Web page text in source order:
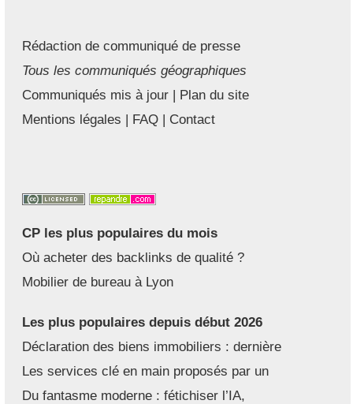
Rédaction de communiqué de presse
Tous les communiqués géographiques
Communiqués mis à jour | Plan du site
Mentions légales | FAQ | Contact
CP les plus populaires du mois
Où acheter des backlinks de qualité ?
Mobilier de bureau à Lyon
Les plus populaires depuis début 2026
Déclaration des biens immobiliers : dernière
Les services clé en main proposés par un
Du fantasme moderne : fétichiser l’IA,